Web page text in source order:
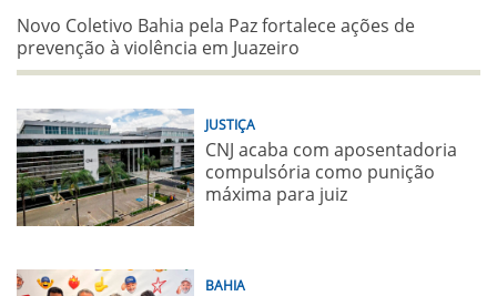
Novo Coletivo Bahia pela Paz fortalece ações de
prevenção à violência em Juazeiro
JUSTIÇA
CNJ acaba com aposentadoria
compulsória como punição
máxima para juiz
BAHIA